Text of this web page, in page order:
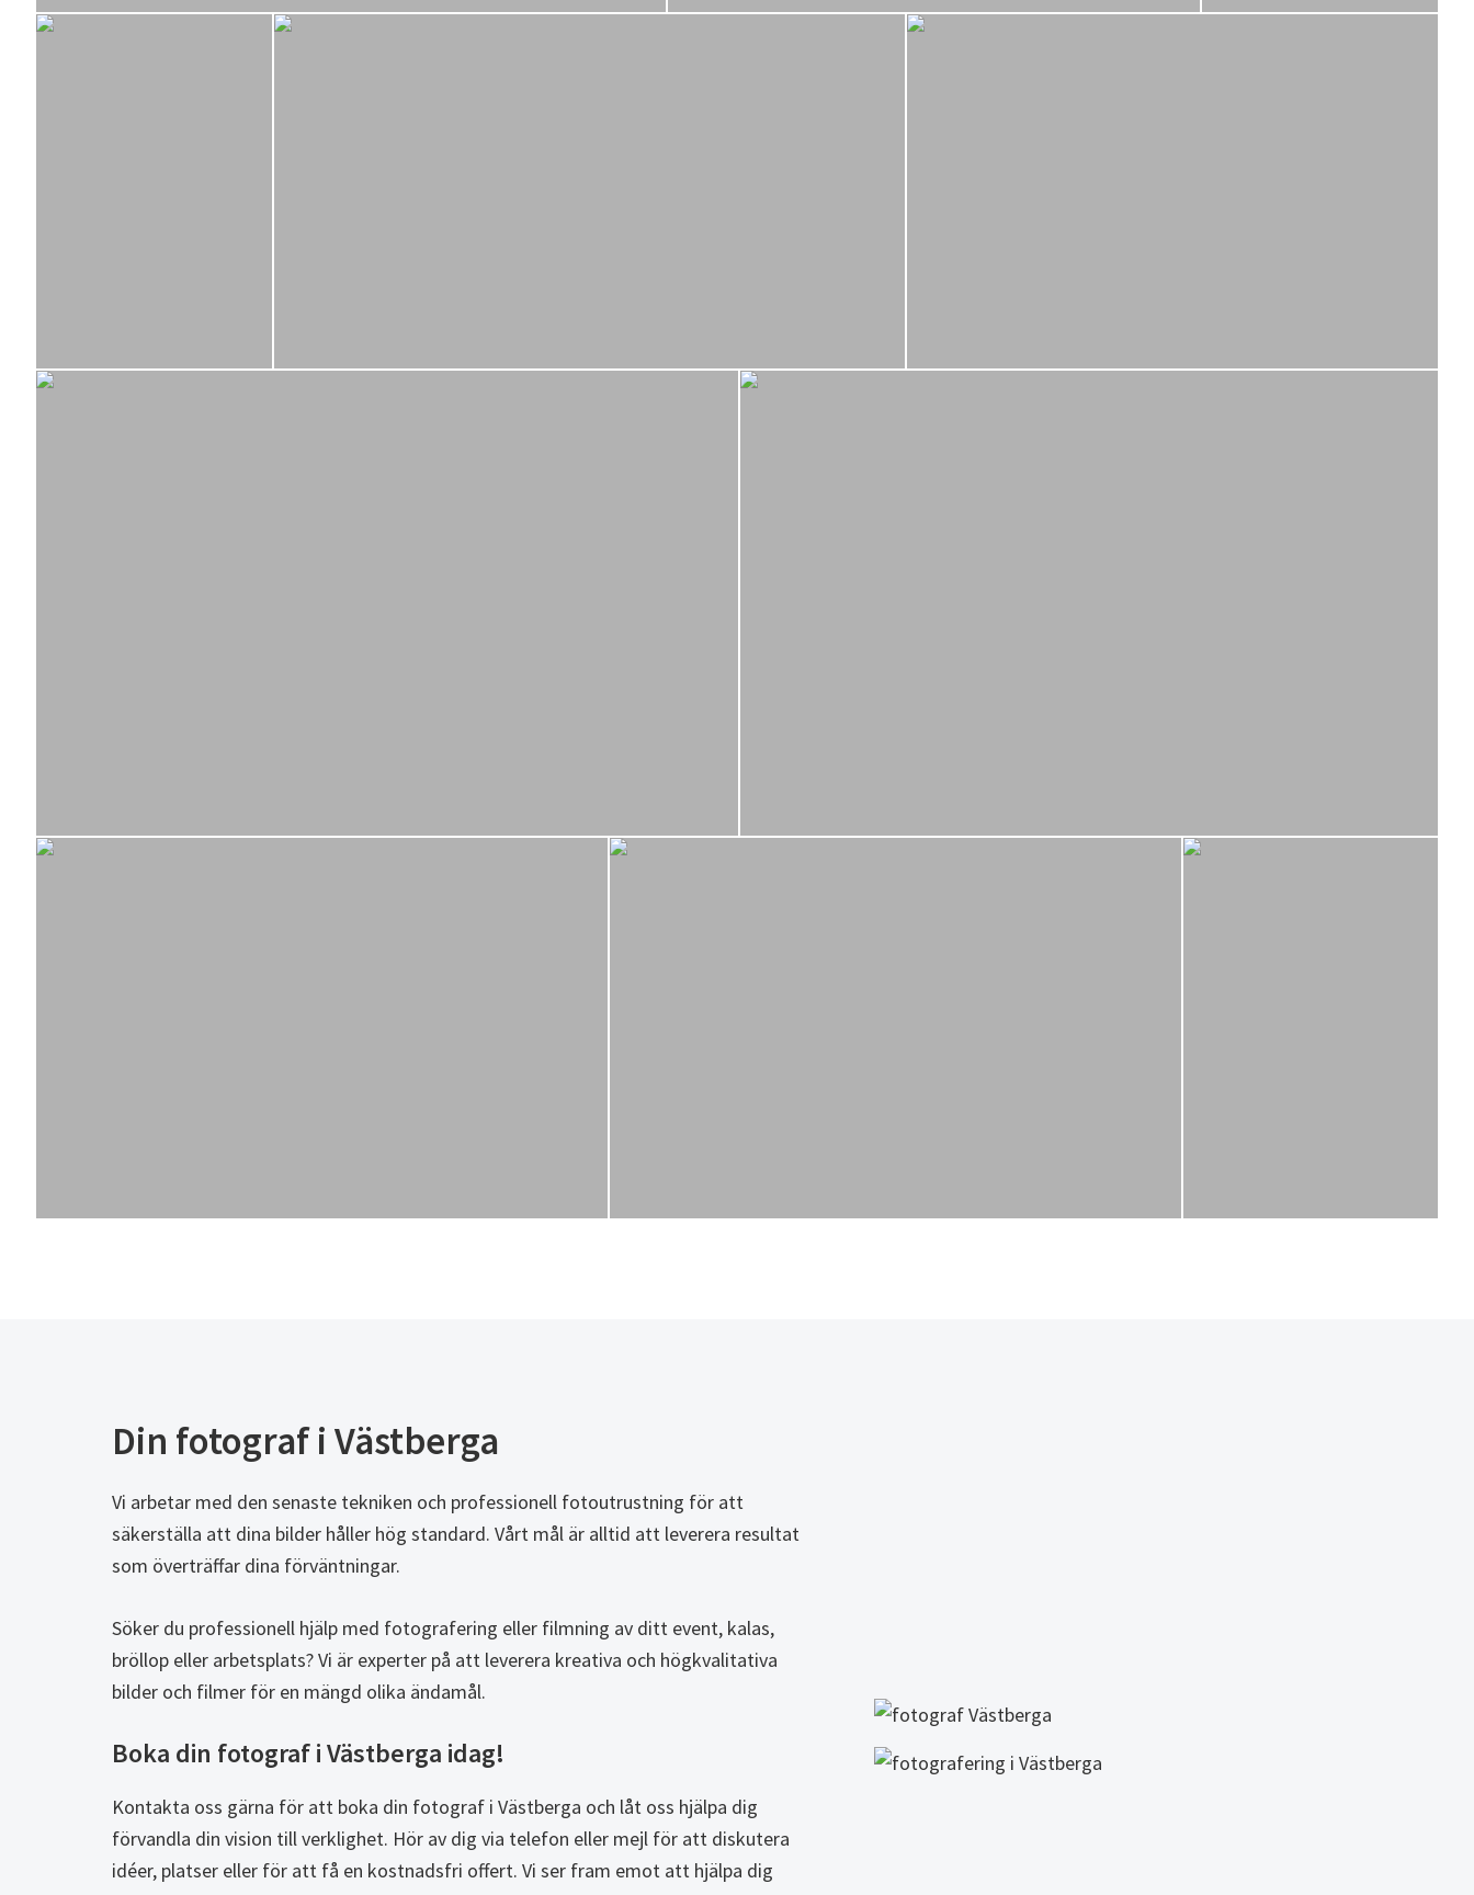
Din fotograf i Västberga
Vi arbetar med den senaste tekniken och professionell fotoutrustning för att
säkerställa att dina bilder håller hög standard. Vårt mål är alltid att leverera resultat
som överträffar dina förväntningar.
Söker du professionell hjälp med fotografering eller filmning av ditt event, kalas,
bröllop eller arbetsplats? Vi är experter på att leverera kreativa och högkvalitativa
bilder och filmer för en mängd olika ändamål.
Boka din fotograf i Västberga idag!
Kontakta oss gärna för att boka din fotograf i Västberga och låt oss hjälpa dig
förvandla din vision till verklighet. Hör av dig via telefon eller mejl för att diskutera
idéer, platser eller för att få en kostnadsfri offert. Vi ser fram emot att hjälpa dig